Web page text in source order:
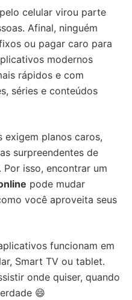
celular virou parte
Afinal, ninguém
ou pagar caro para
modernos
rápidos e com
séries e conteúdos
exigem planos caros,
surpreendentes de
isso, encontrar um
pode mudar
você aproveita seus
funcionam em
Smart TV ou tablet.
onde quiser, quando
😄